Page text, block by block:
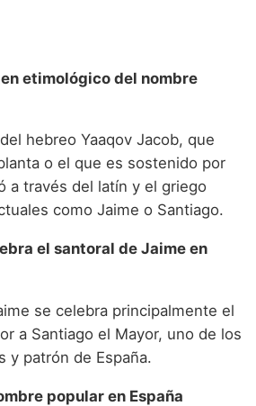
etimológico del nombre
hebreo Yaaqov Jacob, que
o el que es sostenido por
a través del latín y el griego
como Jaime o Santiago.
el santoral de Jaime en
se celebra principalmente el
a Santiago el Mayor, uno de los
y patrón de España.
popular en España